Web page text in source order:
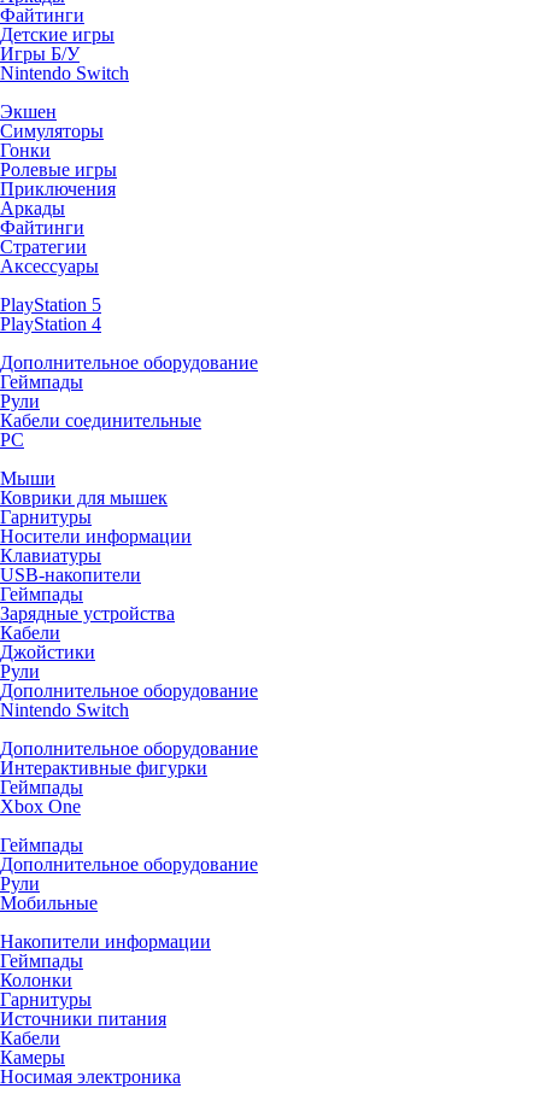
Файтинги
Детские игры
Игры Б/У
Nintendo Switch
Экшен
Симуляторы
Гонки
Ролевые игры
Приключения
Аркады
Файтинги
Стратегии
Аксессуары
PlayStation 5
PlayStation 4
Дополнительное оборудование
Геймпады
Рули
Кабели соединительные
PC
Мыши
Коврики для мышек
Гарнитуры
Носители информации
Клавиатуры
USB-накопители
Геймпады
Зарядные устройства
Кабели
Джойстики
Рули
Дополнительное оборудование
Nintendo Switch
Дополнительное оборудование
Интерактивные фигурки
Геймпады
Xbox One
Геймпады
Дополнительное оборудование
Рули
Мобильные
Накопители информации
Геймпады
Колонки
Гарнитуры
Источники питания
Кабели
Камеры
Носимая электроника